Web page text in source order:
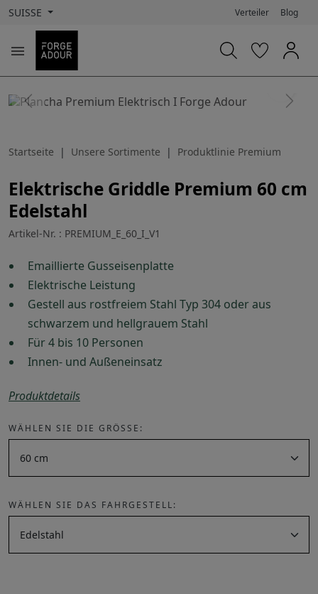
SUISSE Verteiler Blog

Previous Next
Startseite Unsere Sortimente Produktlinie Premium
Elektrische Griddle Premium 60 cm
Edelstahl
Artikel-Nr. : PREMIUM_E_60_I_V1
Emaillierte Gusseisenplatte
Elektrische Leistung
Gestell aus rostfreiem Stahl Typ 304 oder aus
schwarzem und hellgrauem Stahl
Für 4 bis 10 Personen
Innen- und Außeneinsatz
Produktdetails
WÄHLEN SIE DIE GRÖSSE:
WÄHLEN SIE DAS FAHRGESTELL: